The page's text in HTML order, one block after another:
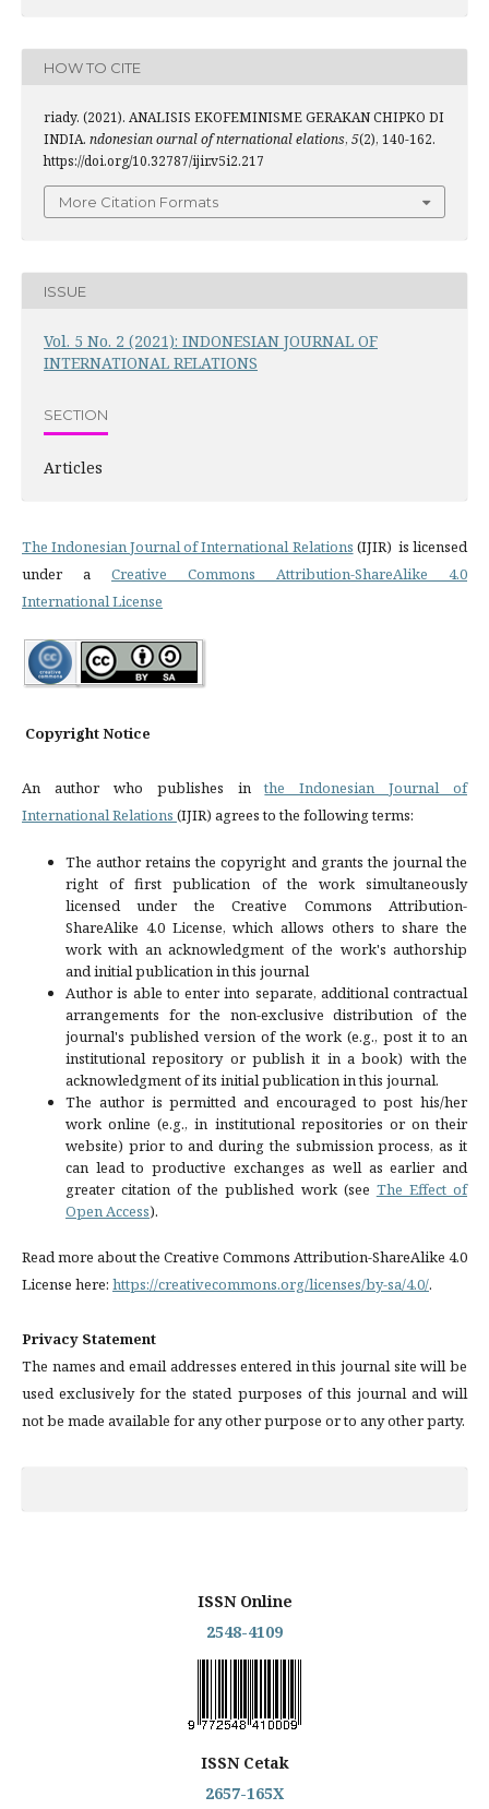
HOW TO CITE
riady. (2021). ANALISIS EKOFEMINISME GERAKAN CHIPKO DI
INDIA. ndonesian ournal of nternational elations, 5(2), 140-162.
https://doi.org/10.32787/ijir.v5i2.217
More Citation Formats
ISSUE
Vol. 5 No. 2 (2021): INDONESIAN JOURNAL OF
INTERNATIONAL RELATIONS
SECTION
Articles
The Indonesian Journal of International Relations (IJIR) is licensed
under a Creative Commons Attribution-ShareAlike 4.0
International License
Copyright Notice
An author who publishes inthe Indonesian Journal of
International Relations (IJIR) agrees to the following terms:
The author retains the copyright and grants the journal the
right of first publication of the work simultaneously
licensed under the Creative Commons Attribution-
ShareAlike 4.0 License, which allows others to share the
work with an acknowledgment of the work's authorship
and initial publication in this journal
Author is able to enter into separate, additional contractual
arrangements for the non-exclusive distribution of the
journal's published version of the work (e.g., post it to an
institutional repository or publish it in a book) with the
acknowledgment of its initial publication in this journal.
The author is permitted and encouraged to post his/her
work online (e.g., in institutional repositories or on their
website) prior to and during the submission process, as it
can lead to productive exchanges as well as earlier and
greater citation of the published work (see The Effect of
Open Access).
Read more about the Creative Commons Attribution-ShareAlike 4.0
License here: https://creativecommons.org/licenses/by-sa/4.0/.
Privacy Statement
The names and email addresses entered in this journal site will be
used exclusively for the stated purposes of this journal and will
not be made available for any other purpose or to any other party.
ISSN Online
2548-4109
ISSN Cetak
2657-165X